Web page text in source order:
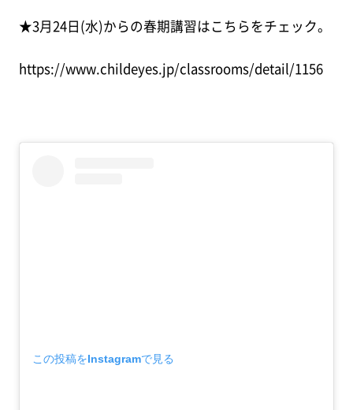
★3月24日(水)からの春期講習はこちらをチェック。
https://www.childeyes.jp/classrooms/detail/1156
この投稿をInstagramで見る